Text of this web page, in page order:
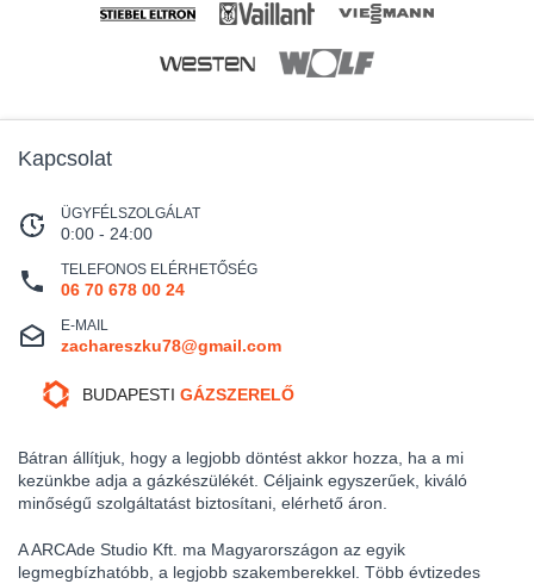
Kapcsolat
ÜGYFÉLSZOLGÁLAT
0:00 - 24:00
TELEFONOS ELÉRHETŐSÉG
06 70 678 00 24
E-MAIL
zachareszku78@gmail.com
BUDAPESTI GÁZSZERELŐ
Bátran állítjuk, hogy a legjobb döntést akkor hozza, ha a mi
kezünkbe adja a gázkészülékét. Céljaink egyszerűek, kiváló
minőségű szolgáltatást biztosítani, elérhető áron.
A ARCAde Studio Kft. ma Magyarországon az egyik
legmegbízhatóbb, a legjobb szakemberekkel. Több évtizedes